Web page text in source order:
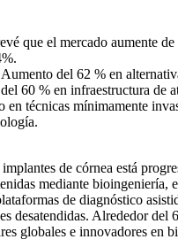
que el mercado aumente
Aumento del 62 % en
60 % en infraestructura de
en técnicas mínimamente
de córnea está
mediante bioingeniería,
de diagnóstico
desatendidas. Alrededor
globales e innovadores en